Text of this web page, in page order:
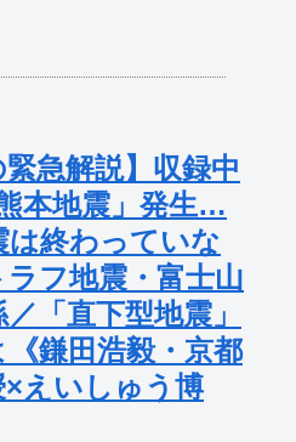
緊急解説】収録中
本地震」発生…
は終わっていな
フ地震・富士山
「直下型地震」
鎌田浩毅・京都
×えいしゅう博